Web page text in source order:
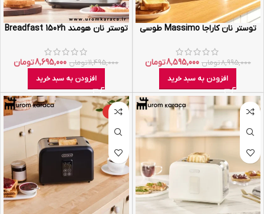
توستر نان کاراجا Massimo طوسی
8,995,000تومان 8,595,000تومان
افزودن به سبد خرید
توستر نان هومند Breadfast 1502h
11,495,000تومان 8,695,000تومان
افزودن به سبد خرید
-20%